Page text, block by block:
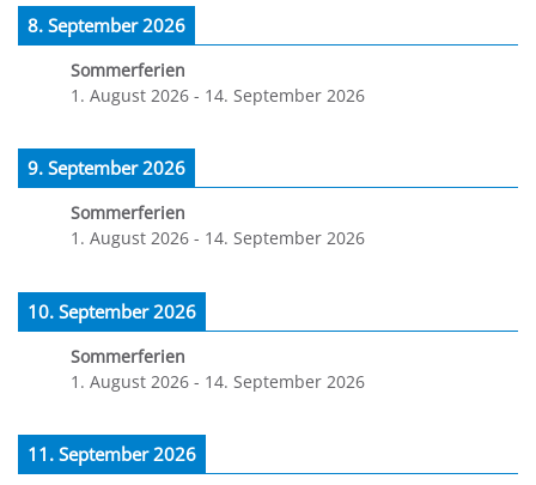
8. September 2026
Sommerferien
1. August 2026 - 14. September 2026
9. September 2026
Sommerferien
1. August 2026 - 14. September 2026
10. September 2026
Sommerferien
1. August 2026 - 14. September 2026
11. September 2026